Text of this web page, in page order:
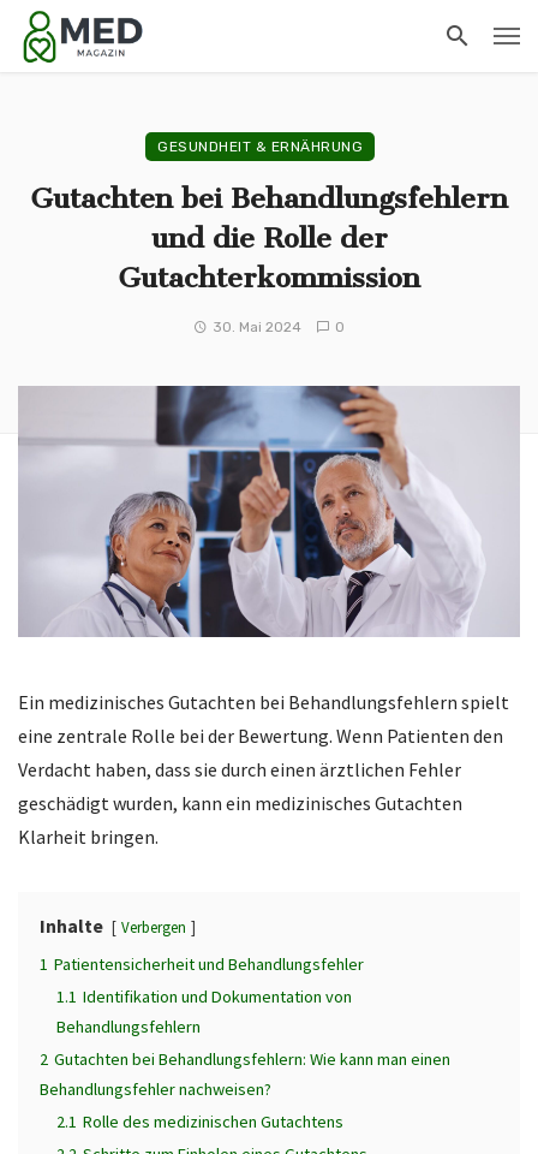
GESUNDHEIT & ERNÄHRUNG
Gutachten bei Behandlungsfehlern
und die Rolle der
Gutachterkommission
30. Mai 2024 0
Ein medizinisches Gutachten bei Behandlungsfehlern spielt
eine zentrale Rolle bei der Bewertung. Wenn Patienten den
Verdacht haben, dass sie durch einen ärztlichen Fehler
geschädigt wurden, kann ein medizinisches Gutachten
Klarheit bringen.
Inhalte Verbergen
1 Patientensicherheit und Behandlungsfehler
1.1 Identifikation und Dokumentation von
Behandlungsfehlern
2 Gutachten bei Behandlungsfehlern: Wie kann man einen
Behandlungsfehler nachweisen?
2.1 Rolle des medizinischen Gutachtens